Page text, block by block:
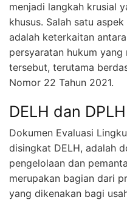
menjadi langkah krusial
khusus. Salah satu
adalah keterkaitan
persyaratan hukum
tersebut, terutama
Nomor 22 Tahun 2021.
DELH dan DPLH
Dokumen Evaluasi
disingkat DELH, adalah
pengelolaan dan
merupakan bagian dari
yang dikenakan bagi